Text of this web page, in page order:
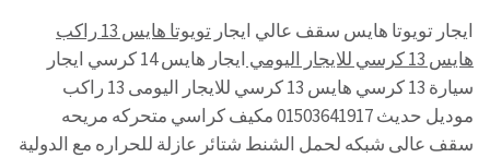
ايجار تويوتا هايس سقف عالي ايجار
تويوتا هايس 13 راكب
هايس 13 كرسي للايجار اليومي
ايجار هايس 14 كرسي ايجار
سيارة 13 كرسي هايس 13 كرسي للايجار اليومى 13 راكب
موديل حديث 01503641917 مكيف كراسي متحركه مريحه
سقف عالى شبكه لحمل الشنط شتائر عازلة للحراره مع الدولية